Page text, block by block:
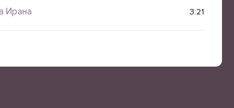
Ирана 3:21